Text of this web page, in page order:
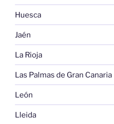
Huesca
Jaén
La Rioja
Las Palmas de Gran Canaria
León
Lleida